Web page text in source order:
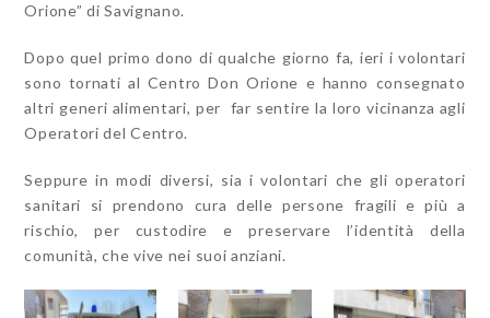
Orione” di Savignano.
Dopo quel primo dono di qualche giorno fa, ieri i volontari
sono tornati al Centro Don Orione e hanno consegnato
altri generi alimentari, per far sentire la loro vicinanza agli
Operatori del Centro.
Seppure in modi diversi, sia i volontari che gli operatori
sanitari si prendono cura delle persone fragili e più a
rischio, per custodire e preservare l’identità della
comunità, che vive nei suoi anziani.